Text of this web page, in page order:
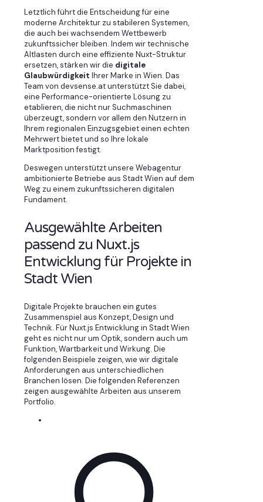
Letztlich führt die Entscheidung für eine
moderne Architektur zu stabileren Systemen,
die auch bei wachsendem Wettbewerb
zukunftssicher bleiben. Indem wir technische
Altlasten durch eine effiziente Nuxt-Struktur
ersetzen, stärken wir die digitale
Glaubwürdigkeit Ihrer Marke in Wien. Das
Team von devsense.at unterstützt Sie dabei,
eine Performance-orientierte Lösung zu
etablieren, die nicht nur Suchmaschinen
überzeugt, sondern vor allem den Nutzern in
Ihrem regionalen Einzugsgebiet einen echten
Mehrwert bietet und so Ihre lokale
Marktposition festigt.
Deswegen unterstützt unsere Webagentur
ambitionierte Betriebe aus Stadt Wien auf dem
Weg zu einem zukunftssicheren digitalen
Fundament.
Ausgewählte Arbeiten
passend zu Nuxt.js
Entwicklung für Projekte in
Stadt Wien
Digitale Projekte brauchen ein gutes
Zusammenspiel aus Konzept, Design und
Technik. Für Nuxt.js Entwicklung in Stadt Wien
geht es nicht nur um Optik, sondern auch um
Funktion, Wartbarkeit und Wirkung. Die
folgenden Beispiele zeigen, wie wir digitale
Anforderungen aus unterschiedlichen
Branchen lösen. Die folgenden Referenzen
zeigen ausgewählte Arbeiten aus unserem
Portfolio.